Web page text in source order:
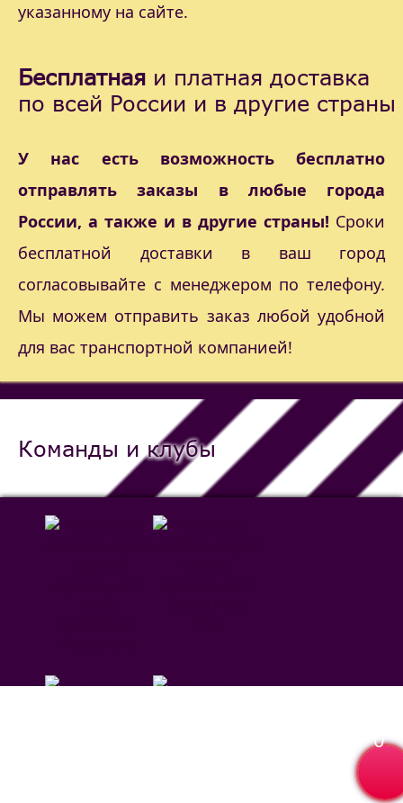
указанному на сайте.
Бесплатная и платная доставка
по всей России и в другие страны
У нас есть возможность бесплатно
отправлять заказы в любые города
России, а также и в другие страны! Сроки
бесплатной доставки в ваш город
согласовывайте с менеджером по телефону.
Мы можем отправить заказ любой удобной
для вас транспортной компанией!
0
Команды и клубы